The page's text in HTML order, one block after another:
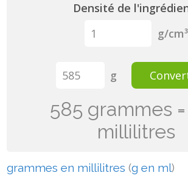
Densité de
g/cm³
g
585 grammes
millilitres
grammes en millilitres (g en ml)